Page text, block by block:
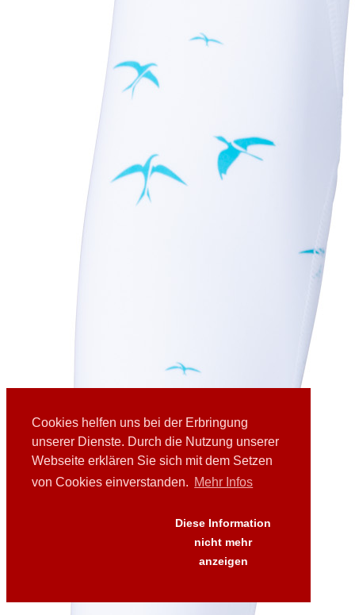
Cookies helfen uns bei der Erbringung
unserer Dienste. Durch die Nutzung unserer
Webseite erklären Sie sich mit dem Setzen
von Cookies einverstanden. Mehr Infos
Diese Information
nicht mehr
anzeigen